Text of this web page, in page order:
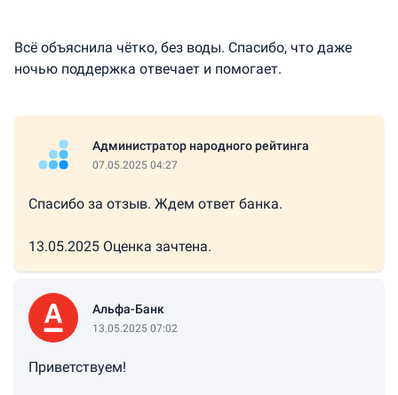
Всё объяснила чётко, без воды. Спасибо, что даже
ночью поддержка отвечает и помогает.
Администратор народного рейтинга
07.05.2025 04:27
Спасибо за отзыв. Ждем ответ банка.
13.05.2025 Оценка зачтена.
Альфа-Банк
13.05.2025 07:02
Приветствуем!